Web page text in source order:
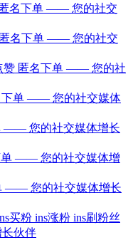
名下单 —— 您的社交
匿名下单 —— 您的社交
赞 匿名下单 —— 您的社
下单 —— 您的社交媒体
—— 您的社交媒体增长
单 —— 您的社交媒体增
—— 您的社交媒体增长
买粉 ins涨粉 ins刷粉丝
伙伴